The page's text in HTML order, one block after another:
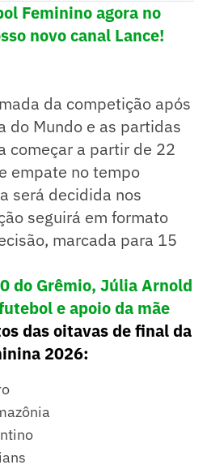
Feminino agora no
novo canal Lance!
da competição após
do Mundo e as partidas
começar a partir de 22
empate no tempo
será decidida nos
seguirá em formato
marcada para 15
do Grêmio, Júlia Arnold
e apoio da mãe
das oitavas de final da
2026: